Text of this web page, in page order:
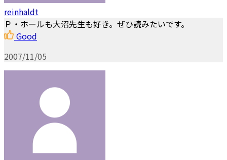
reinhaldt
Ｐ・ホールも大沼先生も好き。ぜひ読みたいです。
Good
2007/11/05